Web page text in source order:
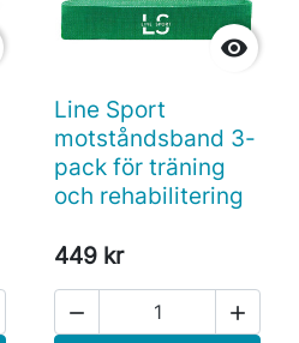

Line Sport
motståndsband 3-
pack för träning
och rehabilitering
449 kr
 